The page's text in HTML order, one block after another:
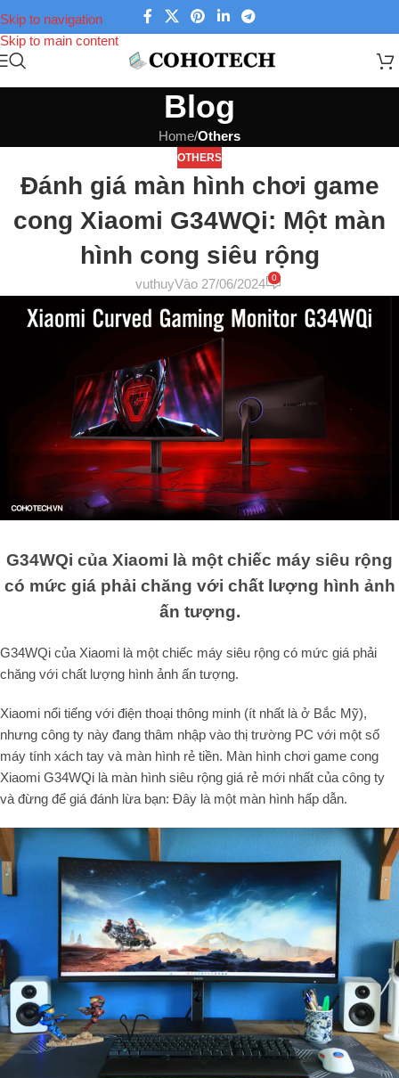
Skip to navigation
Skip to main content
Blog
Home/Others
OTHERS
Đánh giá màn hình chơi game
cong Xiaomi G34WQi: Một màn
hình cong siêu rộng
vuthuyVào 27/06/2024 0
G34WQi của Xiaomi là một chiếc máy siêu rộng
có mức giá phải chăng với chất lượng hình ảnh
ấn tượng.
G34WQi của Xiaomi là một chiếc máy siêu rộng có mức giá phải
chăng với chất lượng hình ảnh ấn tượng.
Xiaomi nổi tiếng với điện thoại thông minh (ít nhất là ở Bắc Mỹ),
nhưng công ty này đang thâm nhập vào thị trường PC với một số
máy tính xách tay và màn hình rẻ tiền. Màn hình chơi game cong
Xiaomi G34WQi là màn hình siêu rộng giá rẻ mới nhất của công ty
và đừng để giá đánh lừa bạn: Đây là một màn hình hấp dẫn.